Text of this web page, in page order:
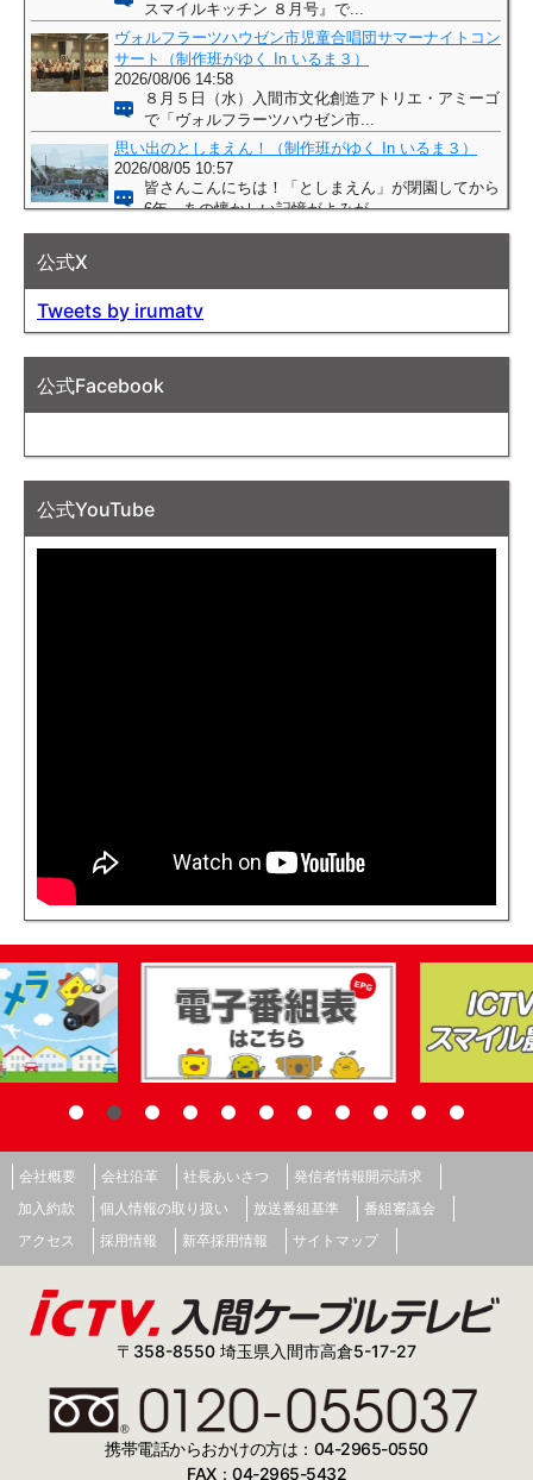
公式X
Tweets by irumatv
公式Facebook
公式YouTube
会社概要 会社沿革 社長あいさつ
発信者情報開示請求
加入約款
個人情報の取り扱い 放送番組基準
番組審議会
アクセス
採用情報 新卒採用情報 サイトマップ
〒358-8550 埼玉県入間市高倉5-17-27
携帯電話からおかけの方は：04-2965-0550
FAX：04-2965-5432